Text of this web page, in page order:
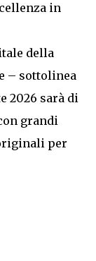
in
della
– sottolinea
2026 sarà di
grandi
per